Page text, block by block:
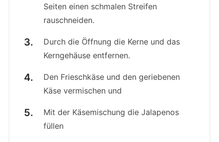
Seiten einen schmalen Streifen
rauschneiden.
Durch die Öffnung die Kerne und das
Kerngehäuse entfernen.
Den Frieschkäse und den geriebenen
Käse vermischen und
Mit der Käsemischung die Jalapenos
füllen